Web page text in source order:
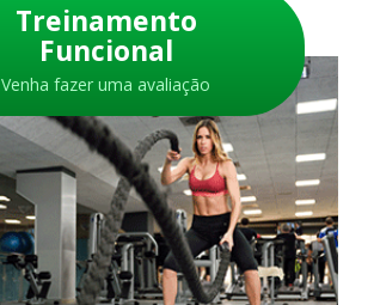
Treinamento
Funcional
Venha fazer uma avaliação